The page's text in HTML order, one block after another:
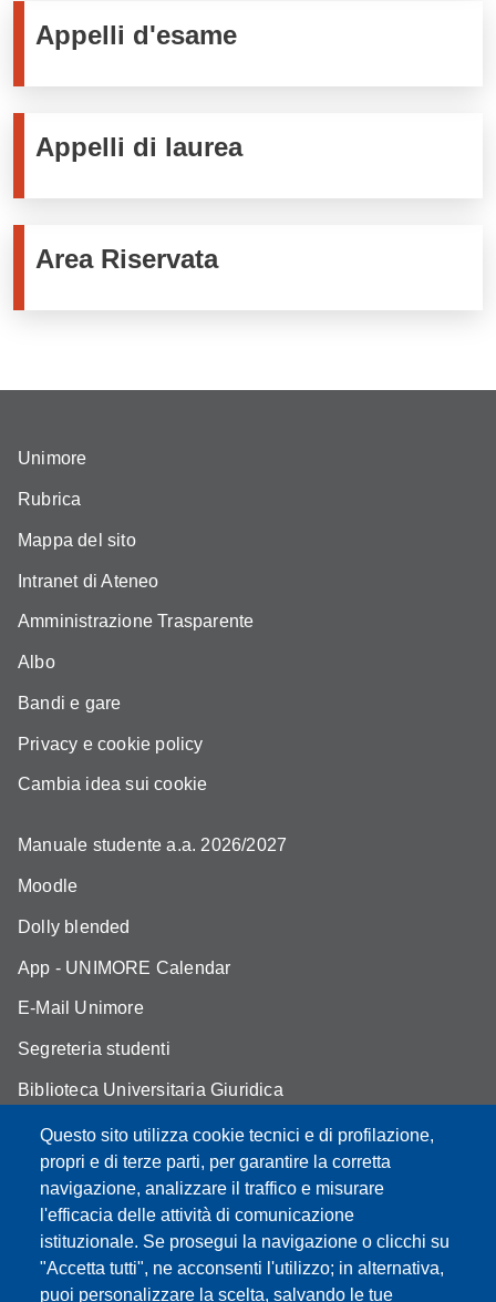
Appelli d'esame
Appelli di laurea
Area Riservata
Questo sito utilizza cookie tecnici e di profilazione,
propri e di terze parti, per garantire la corretta
navigazione, analizzare il traffico e misurare
l'efficacia delle attività di comunicazione
istituzionale. Se prosegui la navigazione o clicchi su
"Accetta tutti", ne acconsenti l'utilizzo; in alternativa,
puoi personalizzare la scelta, salvando le tue
Unimore
Rubrica
Mappa del sito
Intranet di Ateneo
Amministrazione Trasparente
Albo
Bandi e gare
Privacy e cookie policy
Cambia idea sui cookie
Manuale studente a.a. 2026/2027
Moodle
Dolly blended
App - UNIMORE Calendar
E-Mail Unimore
Segreteria studenti
Biblioteca Universitaria Giuridica
Assicurazione qualità
Contatti
Partita IVA: 00427620364